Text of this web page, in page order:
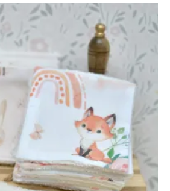
Ce
produit
a
plusieurs
variations.
Les
options
peuvent
être
choisies
sur
la
page